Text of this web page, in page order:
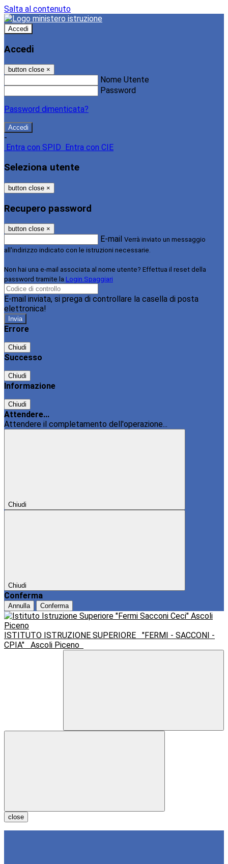
Salta al contenuto
Accedi
Accedi
button close ×
Nome Utente
Password
Password dimenticata?
-
Entra con SPID
Entra con CIE
Seleziona utente
button close ×
Recupero password
button close ×
E-mail Verrà inviato un messaggio
all'indirizzo indicato con le istruzioni necessarie.
Non hai una e-mail associata al nome utente? Effettua il reset della
password tramite la Login Spaggiari
E-mail inviata, si prega di controllare la casella di posta
elettronica!
Errore
Chiudi
Successo
Chiudi
Informazione
Chiudi
Attendere...
Attendere il completamento dell'operazione...
Chiudi
Chiudi
Conferma
Annulla Conferma
ISTITUTO ISTRUZIONE SUPERIORE
"FERMI - SACCONI -
CPIA"
Ascoli Piceno
close